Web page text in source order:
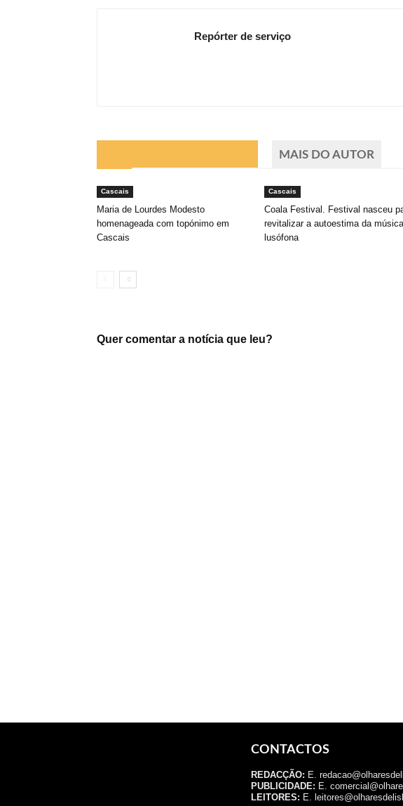
Repórter de serviço
MAIS DO AUTOR
Cascais
Maria de Lourdes Modesto
homenageada com topónimo em
Cascais
Cascais
Coala Festival. Festival nasceu
revitalizar a autoestima da música
lusófona
Quer comentar a notícia que leu?
CONTACTOS
REDACÇÃO: E.
PUBLICIDADE: E.
LEITORES: E.